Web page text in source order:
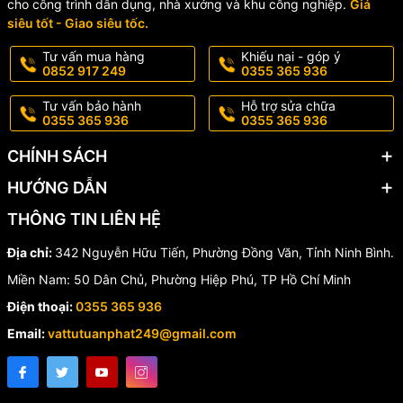
cho công trình dân dụng, nhà xưởng và khu công nghiệp. Giá
siêu tốt - Giao siêu tốc.
Tư vấn mua hàng
0852 917 249
Khiếu nại - góp ý
0355 365 936
Tư vấn bảo hành
0355 365 936
Hỗ trợ sửa chữa
0355 365 936
CHÍNH SÁCH
HƯỚNG DẪN
THÔNG TIN LIÊN HỆ
Địa chỉ: 342 Nguyễn Hữu Tiến, Phường Đồng Văn, Tỉnh Ninh Bình.
Miền Nam: 50 Dân Chủ, Phường Hiệp Phú, TP Hồ Chí Minh
Điện thoại:0355 365 936
Email:vattutuanphat249@gmail.com